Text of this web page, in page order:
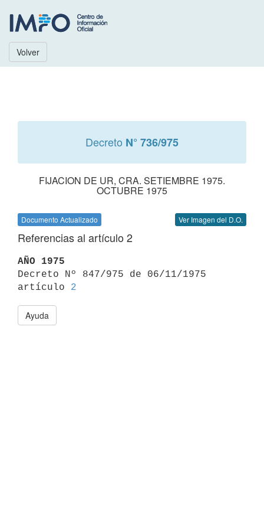
Volver
Decreto N° 736/975
FIJACION DE UR, CRA. SETIEMBRE 1975.
OCTUBRE 1975
Documento Actualizado Ver Imagen del D.O.
Referencias al artículo 2
AÑO 1975
Decreto Nº 847/975 de 06/11/1975
artículo 2
Ayuda